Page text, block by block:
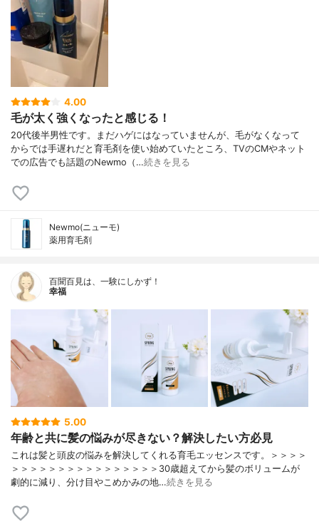
4.00
毛が太く強くなったと感じる！
20代後半男性です。まだハゲにはなっていませんが、毛がなくなって
からでは手遅れだと育毛剤を使い始めていたところ、TVのCMやネット
での広告でも話題のNewmo（…続きを見る
Newmo(ニューモ)
薬用育毛剤
百聞百見は、一験にしかず！
幸福
5.00
年齢と共に髪の悩みが尽きない？解決したい方必見
これは髪と頭皮の悩みを解決してくれる育毛エッセンスです。＞＞＞＞
＞＞＞＞＞＞＞＞＞＞＞＞＞＞＞＞30歳超えてから髪のボリュームが
劇的に減り、分け目やこめかみの地…続きを見る